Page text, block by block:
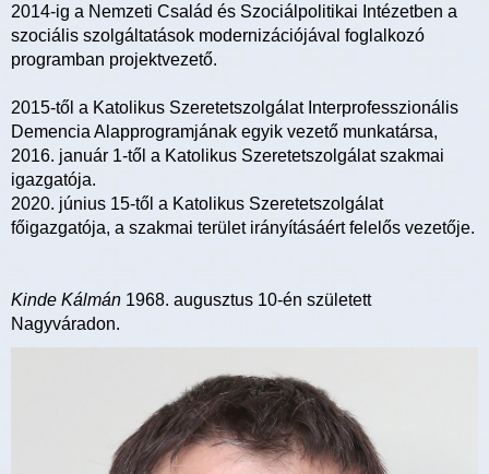
2014-ig a Nemzeti Család és Szociálpolitikai Intézetben a
szociális szolgáltatások modernizációjával foglalkozó
programban projektvezető.
2015-től a Katolikus Szeretetszolgálat Interprofesszionális
Demencia Alapprogramjának egyik vezető munkatársa,
2016. január 1-től a Katolikus Szeretetszolgálat szakmai
igazgatója.
2020. június 15-től a Katolikus Szeretetszolgálat
főigazgatója, a szakmai terület irányításáért felelős vezetője.
Kinde Kálmán 1968. augusztus 10-én született
Nagyváradon.